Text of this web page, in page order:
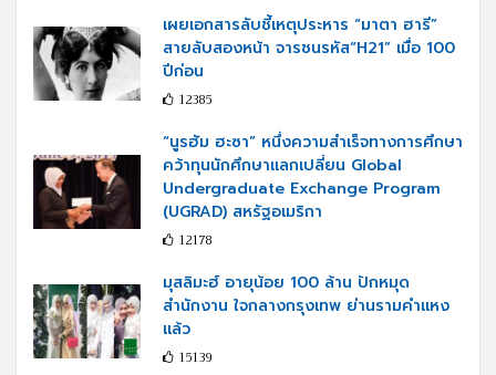
เผยเอกสารลับชี้เหตุประหาร “มาตา ฮารี”
สายลับสองหน้า จารชนรหัส“H21” เมื่อ 100
ปีก่อน
12385
“นูรฮัม ฮะซา” หนึ่งความสำเร็จทางการศึกษา
คว้าทุนนักศึกษาแลกเปลี่ยน Global
Undergraduate Exchange Program
(UGRAD) สหรัฐอเมริกา
12178
มุสลิมะฮ์ อายุน้อย 100 ล้าน ปักหมุด
สำนักงาน ใจกลางกรุงเทพ ย่านรามคำแหง
แล้ว
15139